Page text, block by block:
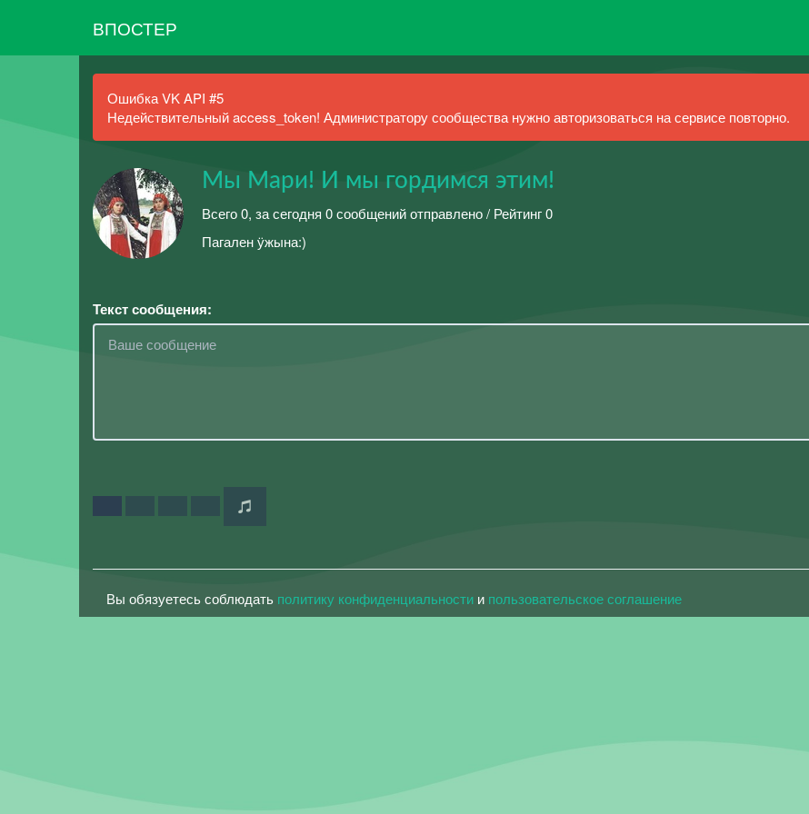
ВПОСТЕР
Ошибка VK API #5
Недействительный access_token! Администратору сообщества нужно авторизоваться на сервисе повторно.
Мы Мари! И мы гордимся этим!
Всего 0, за сегодня 0 сообщений отправлено / Рейтинг 0
Пагален ӱжына:)
Текст сообщения:
Вы обязуетесь соблюдать политику конфиденциальности и пользовательское соглашение